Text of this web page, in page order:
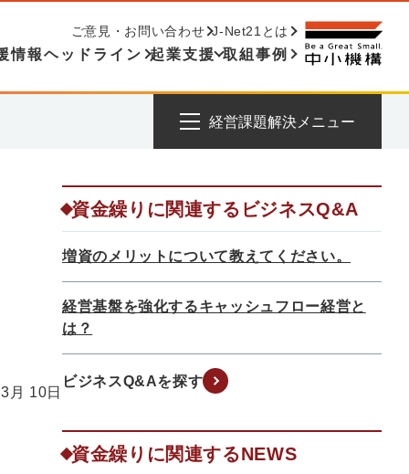
情報ヘッドライン 起業支援 取組事例
ご意見・お問い合わせ J-Net21とは
経営課題解決メニュー
月 10日
資金繰りに関連するビジネスQ&A
増資のメリットについて教えてください。
経営基盤を強化するキャッシュフロー経営と
は？
ビジネスQ&Aを探す
資金繰りに関連するNEWS